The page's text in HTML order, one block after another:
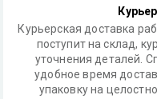
Курьерская доставка
поступит на склад,
уточнения деталей.
удобное время
упаковку на